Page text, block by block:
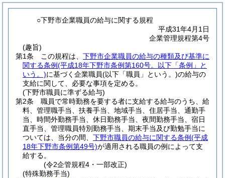
○下野市企業職員の給与に関する規程
平成31年4月1日
企業管理規程第4号
(趣旨)
第1条
この規程は、 下野市企業職員の給与の種類及び基準に
関する条例(平成18年下野市条例第160号。以下「条例」と
いう。)に基づく企業職員(以下「職員」という。)の給与の
支給に関して、必要な事項を定める。
(下野市職員に準ずる給与)
第2条
職員で常時勤務を要する者に支給する給与のうち、給
料、管理職手当、扶養手当、地域手当、住居手当、通勤手
当、時間外勤務手当、休日勤務手当、夜間勤務手当、宿日
直手当、管理職員特別勤務手当、期末手当及び勤勉手当に
ついては、当分の間、 下野市職員の給与に関する条例(平成
18年下野市条例第49号)が適用される職員の例によって支
給する。
(令2企管規程4・一部改正)
(特殊勤務手当)